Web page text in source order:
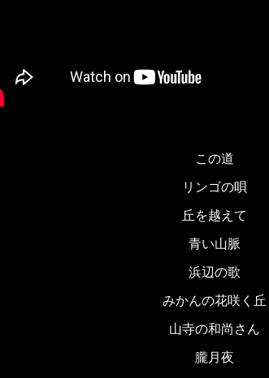
この道
リンゴの唄
丘を越えて
青い山脈
浜辺の歌
みかんの花咲く丘
山寺の和尚さん
朧月夜